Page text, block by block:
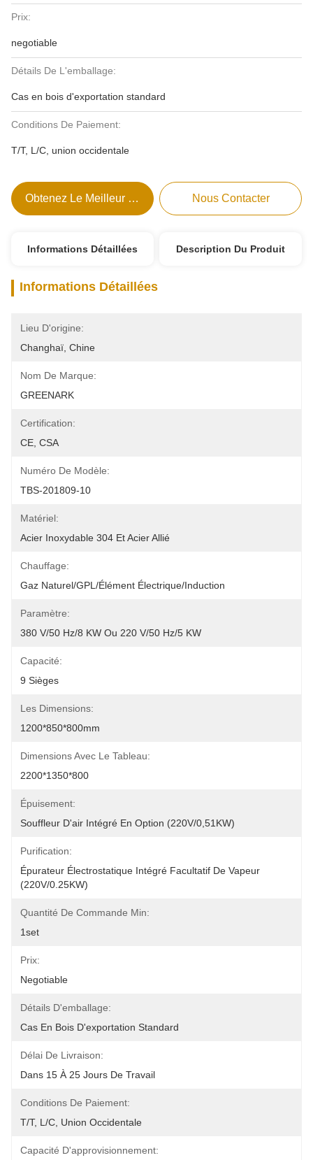
Prix:
negotiable
Détails De L'emballage:
Cas en bois d'exportation standard
Conditions De Paiement:
T/T, L/C, union occidentale
Obtenez Le Meilleur Prix Nous Contacter
Informations Détaillées Description Du Produit
Informations Détaillées
Lieu D'origine:
Changhaï, Chine
Nom De Marque:
GREENARK
Certification:
CE, CSA
Numéro De Modèle:
TBS-201809-10
Matériel:
Acier Inoxydable 304 Et Acier Allié
Chauffage:
Gaz Naturel/GPL/élément Électrique/Induction
Paramètre:
380 V/50 Hz/8 KW Ou 220 V/50 Hz/5 KW
Capacité:
9 Sièges
Les Dimensions:
1200*850*800mm
Dimensions Avec Le Tableau:
2200*1350*800
Épuisement:
Souffleur D'air Intégré En Option (220V/0,51KW)
Purification:
Épurateur Électrostatique Intégré Facultatif De Vapeur
(220V/0.25KW)
Quantité De Commande Min:
1set
Prix:
Negotiable
Détails D'emballage:
Cas En Bois D'exportation Standard
Délai De Livraison:
Dans 15 À 25 Jours De Travail
Conditions De Paiement:
T/T, L/C, Union Occidentale
Capacité D'approvisionnement: